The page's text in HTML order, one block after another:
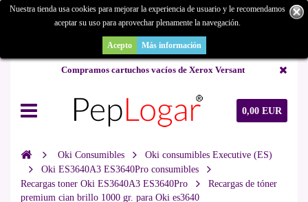
¿Buscas un repuesto de copiadora o buscas una de ocasión y no la
encuentras? Consúltanos.
Compramos cartuchos vacíos de Xerox Versant
0,00 EUR
Nuestra tienda usa cookies para mejorar la experiencia de usuario y le recomendamos
aceptar su uso para aprovechar plenamente la navegación.
Acepto Más información
Oki Consumibles
Oki consumibles Executive (ES)
Oki ES3640A3 ES3640Pro consumibles
Recargas toner Oki ES3640A3 ES3640Pro
Recargas de tóner
premium cian brillo 1000 gr. para Oki es3640